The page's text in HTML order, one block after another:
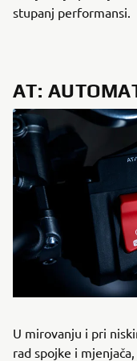
stupanj performansi.
AT:
U mirovanju i pri
rad spojke i